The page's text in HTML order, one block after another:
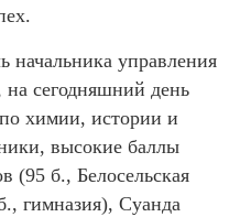
начальника управления
сегодняшний день
химии, истории и
высокие баллы
(95 б., Белосельская
гимназия), Суанда